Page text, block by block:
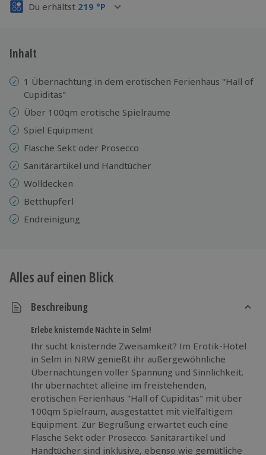
Volle Flexibilität
3 Jahre gültig & verlängerbar.
Du erhältst 219 °P
Inhalt
1 Übernachtung in dem erotischen Ferienhaus "Hall of
Cupiditas"
Über 100qm erotische Spielräume
Spiel Equipment
Flasche Sekt oder Prosecco
Sanitärartikel und Handtücher
Wolldecken
Betthupferl
Endreinigung
Alles auf einen Blick
Beschreibung
Erlebe knisternde Nächte in Selm!
Ihr sucht knisternde Zweisamkeit? Im Erotik-Hotel
in Selm in NRW genießt ihr außergewöhnliche
Übernachtungen voller Spannung und Sinnlichkeit.
Ihr übernachtet alleine im freistehenden,
erotischen Ferienhaus "Hall of Cupiditas" mit über
100qm Spielraum, ausgestattet mit vielfältigem
Equipment. Zur Begrüßung erwartet euch eine
Flasche Sekt oder Prosecco. Sanitärartikel und
Handtücher sind inklusive, ebenso wie gemütliche